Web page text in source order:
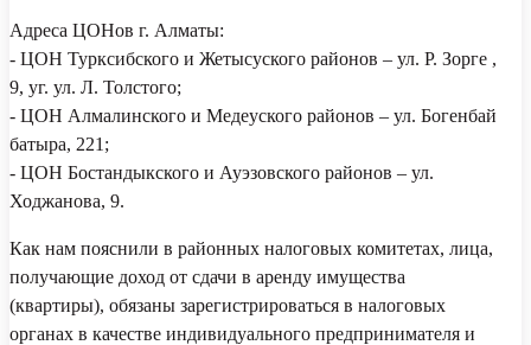
Адреса ЦОНов г. Алматы:
- ЦОН Турксибского и Жетысуского районов – ул. Р. Зорге ,
9, уг. ул. Л. Толстого;
- ЦОН Алмалинского и Медеуского районов – ул. Богенбай
батыра, 221;
- ЦОН Бостандыкского и Ауэзовского районов – ул.
Ходжанова, 9.
Как нам пояснили в районных налоговых комитетах, лица,
получающие доход от сдачи в аренду имущества
(квартиры), обязаны зарегистрироваться в налоговых
органах в качестве индивидуального предпринимателя и